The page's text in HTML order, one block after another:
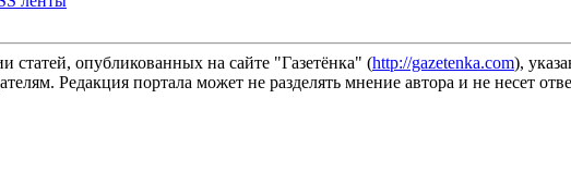
статей, опубликованных на сайте "Газетёнка" (http://gazetenka.com),
Редакция портала может не разделять мнение автора и не несет